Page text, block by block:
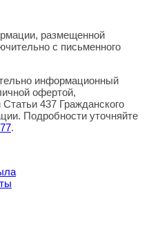
размещенной
с письменного
информационный
офертой,
437 Гражданского
Подробности уточняйте
.